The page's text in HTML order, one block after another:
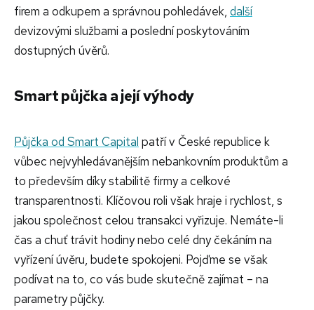
firem a odkupem a správnou pohledávek, další
devizovými službami a poslední poskytováním
dostupných úvěrů.
Smart půjčka a její výhody
Půjčka od Smart Capital patří v České republice k
vůbec nejvyhledávanějším nebankovním produktům a
to především díky stabilitě firmy a celkové
transparentnosti. Klíčovou roli však hraje i rychlost, s
jakou společnost celou transakci vyřizuje. Nemáte-li
čas a chuť trávit hodiny nebo celé dny čekáním na
vyřízení úvěru, budete spokojeni. Pojďme se však
podívat na to, co vás bude skutečně zajímat – na
parametry půjčky.